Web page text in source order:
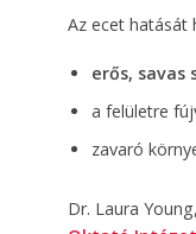
Az ecet hatását
erős, savas
a felületre
zavaró
Dr. Laura